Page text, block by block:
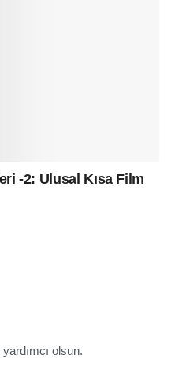
-2: Ulusal Kısa Film
olsun.